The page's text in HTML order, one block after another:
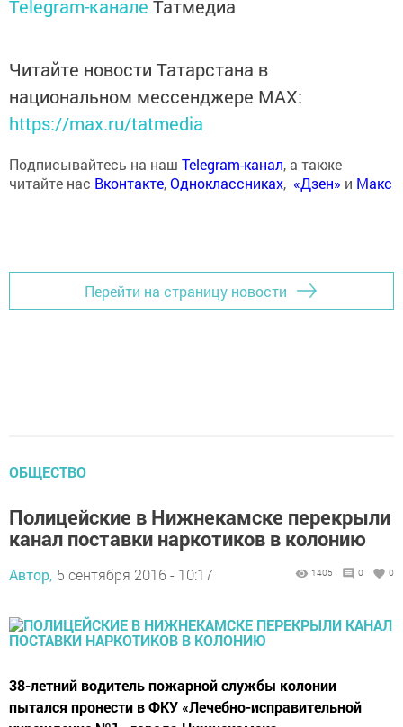
Telegram-канале Татмедиа
Читайте новости Татарстана в
национальном мессенджере MАХ:
https://max.ru/tatmedia
Подписывайтесь на наш Telegram-канал, а также
читайте нас Вконтакте,Одноклассниках, «Дзен» и Макс
Перейти на страницу новости
ОБЩЕСТВО
Полицейские в Нижнекамске перекрыли
канал поставки наркотиков в колонию
Автор, 5 сентября 2016 - 10:17 1405 0 0
38-летний водитель пожарной службы колонии
пытался пронести в ФКУ «Лечебно-исправительной